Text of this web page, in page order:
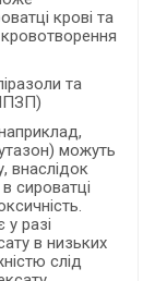
крові та
та
можуть
внаслідок
сироватці
разі
в низьких
слід